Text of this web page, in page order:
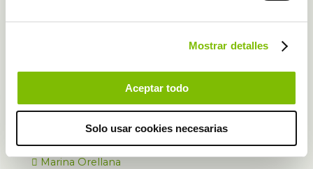
Mostrar detalles
Aceptar todo
Solo usar cookies necesarias
Marina Orellana